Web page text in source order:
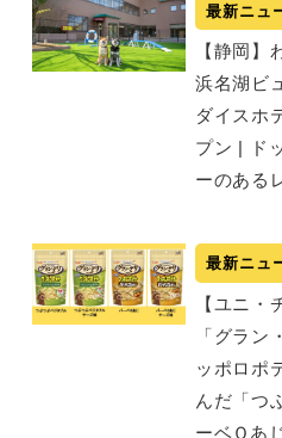
最新ニュ
【静岡
浜名湖ビ
ダイスホ
プン | ド
ーのある
最新ニュ
【ユニ・
「グラ
ッポロポ
んだ「つ
ーベＱあ